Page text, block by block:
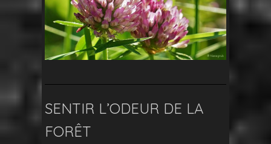
SENTIR L’ODEUR DE LA
FORÊT